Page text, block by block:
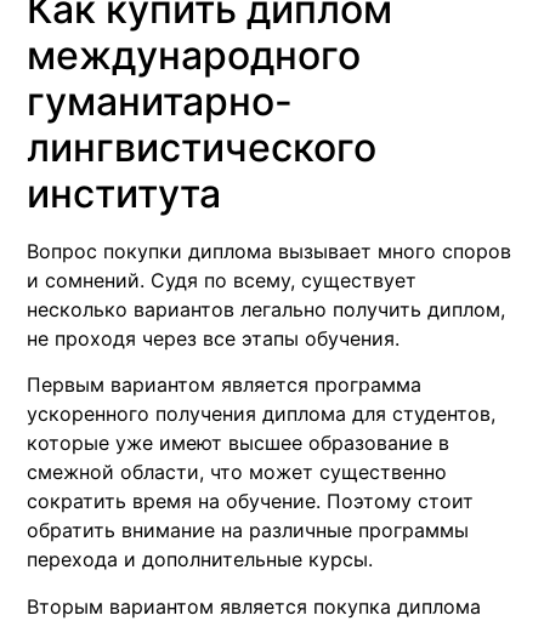
международного
гуманитарно-
лингвистического
института
Вопрос покупки диплома вызывает много споров
и сомнений. Судя по всему, существует
несколько вариантов легально получить диплом,
не проходя через все этапы обучения.
Первым вариантом является программа
ускоренного получения диплома для студентов,
которые уже имеют высшее образование в
смежной области, что может существенно
сократить время на обучение. Поэтому стоит
обратить внимание на различные программы
перехода и дополнительные курсы.
Вторым вариантом является покупка диплома